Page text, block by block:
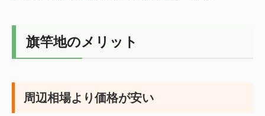
旗竿地のメリット
周辺相場より価格が安い